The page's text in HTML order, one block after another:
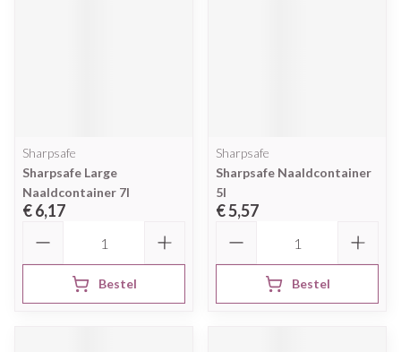
Sharpsafe
Sharpsafe Large
Naaldcontainer 7l
€ 6,17
Bestel
Sharpsafe
Sharpsafe Naaldcontainer
5l
€ 5,57
Bestel